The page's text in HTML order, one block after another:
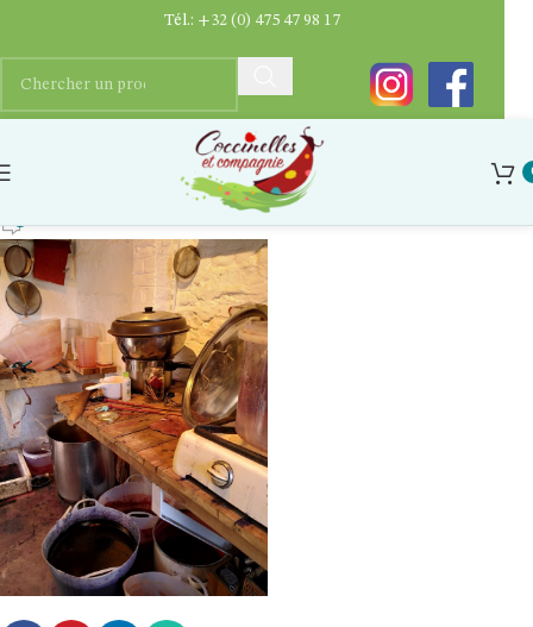
IMG_20210408_154922
Tél.: +32 (0) 475 47 98 17